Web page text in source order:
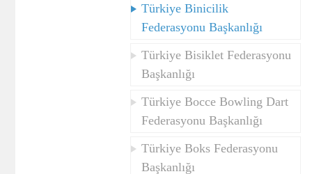
Türkiye Binicilik
Federasyonu Başkanlığı
Türkiye Bisiklet Federasyonu
Başkanlığı
Türkiye Bocce Bowling Dart
Federasyonu Başkanlığı
Türkiye Boks Federasyonu
Başkanlığı